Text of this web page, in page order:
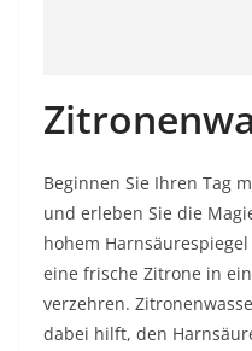
Beginnen Sie Ihren Tag
und erleben Sie die
hohem
eine frische Zitrone in
verzehren.
dabei hilft, den